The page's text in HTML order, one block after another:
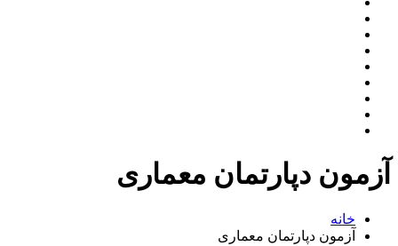
آزمون دپارتمان معماری
خانه
آزمون دپارتمان معماری